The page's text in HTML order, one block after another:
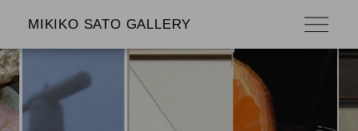
MIKIKO SATO GALLERY